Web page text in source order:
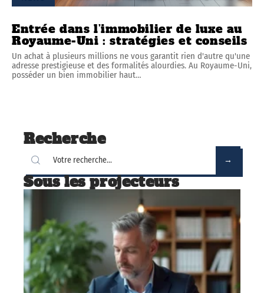
Entrée dans l’immobilier de luxe au
Royaume-Uni : stratégies et conseils
Un achat à plusieurs millions ne vous garantit rien d'autre qu'une
adresse prestigieuse et des formalités alourdies. Au Royaume-Uni,
posséder un bien immobilier haut…
Recherche
Sous les projecteurs